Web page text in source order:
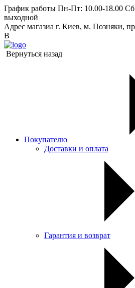
График работы Пн-Пт: 10.00-18.00
выходной
Адрес магазиа г. Киев, м. Позняки,
В
Вернуться назад
Покупателю
Доставки и оплата
Гарантия и возврат